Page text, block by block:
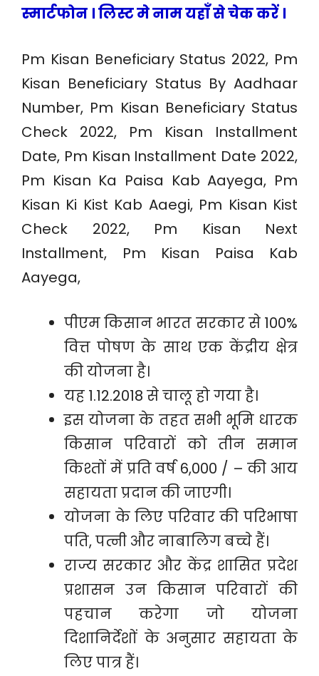
स्मार्टफोन । लिस्ट मे नाम यहाँ से चेक करें ।
Pm Kisan Beneficiary Status 2022, Pm
Kisan Beneficiary Status By Aadhaar
Number, Pm Kisan Beneficiary Status
Check 2022, Pm Kisan Installment
Date, Pm Kisan Installment Date 2022,
Pm Kisan Ka Paisa Kab Aayega, Pm
Kisan Ki Kist Kab Aaegi, Pm Kisan Kist
Check 2022, Pm Kisan Next
Installment, Pm Kisan Paisa Kab
Aayega,
पीएम किसान भारत सरकार से 100%
वित्त पोषण के साथ एक केंद्रीय क्षेत्र
की योजना है।
यह 1.12.2018 से चालू हो गया है।
इस योजना के तहत सभी भूमि धारक
किसान परिवारों को तीन समान
किश्तों में प्रति वर्ष 6,000 / – की आय
सहायता प्रदान की जाएगी।
योजना के लिए परिवार की परिभाषा
पति, पत्नी और नाबालिग बच्चे हैं।
राज्य सरकार और केंद्र शासित प्रदेश
प्रशासन उन किसान परिवारों की
पहचान करेगा जो योजना
दिशानिर्देशों के अनुसार सहायता के
लिए पात्र हैं।